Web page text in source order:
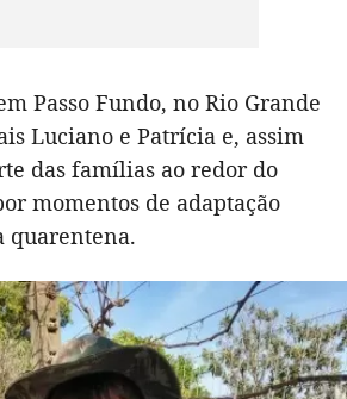
Passo Fundo, no Rio Grande
Luciano e Patrícia e, assim
das famílias ao redor do
momentos de adaptação
quarentena.